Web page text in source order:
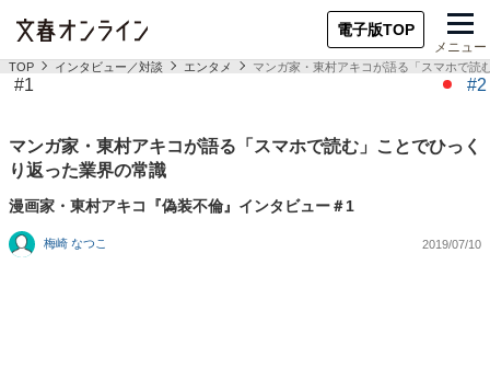
電子版TOP
メニュー
TOP インタビュー／対談 エンタメ マンガ家・東村アキコが語る「スマホで読
#1 #2
マンガ家・東村アキコが語る「スマホで読む」ことでひっく
り返った業界の常識
漫画家・東村アキコ『偽装不倫』インタビュー＃1
梅崎 なつこ 2019/07/10